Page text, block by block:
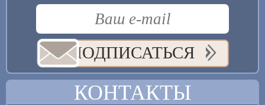
ПОДПИСАТЬСЯ
КОНТАКТЫ